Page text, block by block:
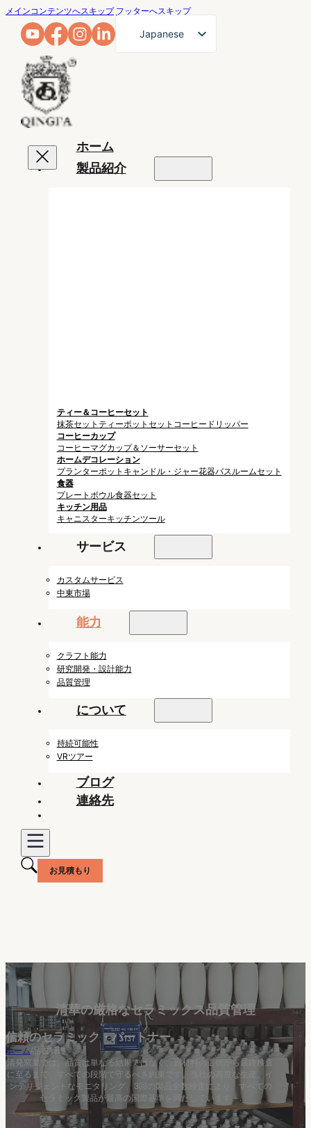
メインコンテンツへスキップ フッターへスキップ
Japanese
ホーム
製品紹介
ティー＆コーヒーセット
抹茶セット ティーポットセット コーヒードリッパー
コーヒーカップ
コーヒーマグカップ＆ソーサーセット
ホームデコレーション
プランターポット キャンドル・ジャー花器バスルームセット
食器
プレート ボウル食器セット
キッチン用品
キャニスターキッチンツール
サービス
カスタムサービス
中東市場
能力
クラフト能力
研究開発・設計能力
品質管理
について
持続可能性
VRツアー
ブログ
連絡先
お見積もり
清華の厳格なセラミックス品質管理
信頼のセラミック・パートナー
ホーム/品質管理
清発窯業では、品質は単なる結果ではなく、原材料の選択から最終検査
に至るまで、すべての段階で守るべき約束です。当社の高度な生産、イ
ンテリジェントなモニタリング、3回の製品全数検査により、すべての
セラミック製品が最高の国際基準を満たしています。.